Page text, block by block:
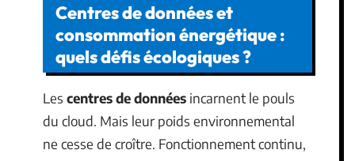
Centres de données et
consommation énergétique :
quels défis écologiques ?
Les centres de données incarnent le pouls
du cloud. Mais leur poids environnemental
ne cesse de croître. Fonctionnement continu,